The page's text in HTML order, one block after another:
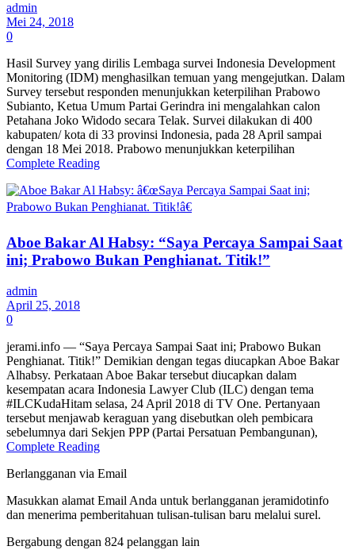
admin
Mei 24, 2018
0
Hasil Survey yang dirilis Lembaga survei Indonesia Development
Monitoring (IDM) menghasilkan temuan yang mengejutkan. Dalam
Survey tersebut responden menunjukkan keterpilihan Prabowo
Subianto, Ketua Umum Partai Gerindra ini mengalahkan calon
Petahana Joko Widodo secara Telak. Survei dilakukan di 400
kabupaten/ kota di 33 provinsi Indonesia, pada 28 April sampai
dengan 18 Mei 2018. Prabowo menunjukkan keterpilihan
Complete Reading
Aboe Bakar Al Habsy: “Saya Percaya Sampai Saat
ini; Prabowo Bukan Penghianat. Titik!”
admin
April 25, 2018
0
jerami.info — “Saya Percaya Sampai Saat ini; Prabowo Bukan
Penghianat. Titik!” Demikian dengan tegas diucapkan Aboe Bakar
Alhabsy. Perkataan Aboe Bakar tersebut diucapkan dalam
kesempatan acara Indonesia Lawyer Club (ILC) dengan tema
#ILCKudaHitam selasa, 24 April 2018 di TV One. Pertanyaan
tersebut menjawab keraguan yang disebutkan oleh pembicara
sebelumnya dari Sekjen PPP (Partai Persatuan Pembangunan),
Complete Reading
Berlangganan via Email
Masukkan alamat Email Anda untuk berlangganan jeramidotinfo
dan menerima pemberitahuan tulisan-tulisan baru melalui surel.
Bergabung dengan 824 pelanggan lain